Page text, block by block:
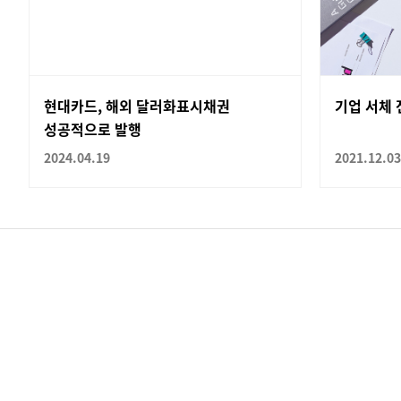
현대카드, 해외 달러화표시채권
성공적으로 발행
2024.04.19
기업 서체
2021.12.03